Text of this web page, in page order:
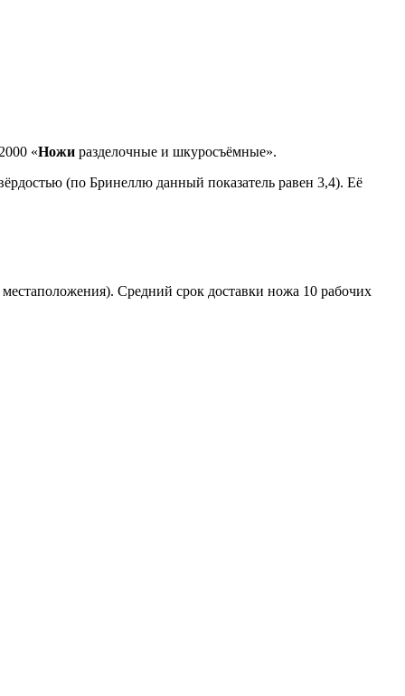
«Ножи разделочные и шкуросъёмные».
(по Бринеллю данный показатель равен 3,4). Её
Средний срок доставки ножа 10 рабочих